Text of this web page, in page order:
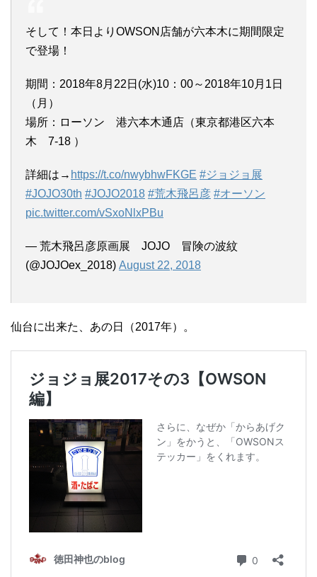
そして！本日よりOWSON店舗が六本木に期間限定
で登場！
期間：2018年8月22日(水)10：00～2018年10月1日
（月）
場所：ローソン 港六本木通店（東京都港区六本
木 7-18 ）
詳細は→ https://t.co/nwybhwFKGE #ジョジョ展
#JOJO30th #JOJO2018 #荒木飛呂彦 #オーソン
pic.twitter.com/vSxoNlxPBu
— 荒木飛呂彦原画展 JOJO 冒険の波紋
(@JOJOex_2018) August 22, 2018
仙台に出来た、あの日（2017年）。